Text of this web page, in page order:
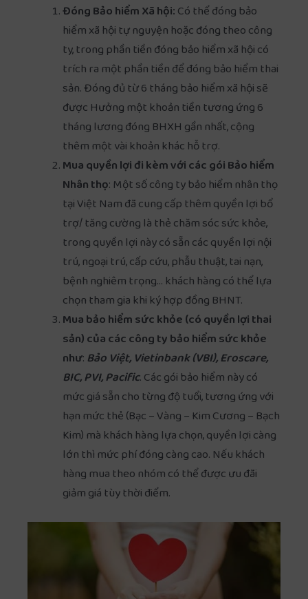
Đóng Bảo hiểm Xã hội:Có thể đóng bảo
hiểm xã hội tự nguyện hoặc đóng theo công
ty, trong phần tiền đóng bảo hiểm xã hội có
trích ra một phần tiền để đóng bảo hiểm thai
sản. Đóng đủ từ 6 tháng bảo hiểm xã hội sẽ
được Hưởng một khoản tiền tương ứng 6
tháng lương đóng BHXH gần nhất, cộng
thêm một vài khoản khác hỗ trợ.
Mua quyền lợi đi kèm với các gói Bảo hiểm
Nhân thọ: Một số công ty bảo hiểm nhân thọ
tại Việt Nam đã cung cấp thêm quyền lợi bổ
trợ/ tăng cường là thẻ chăm sóc sức khỏe,
trong quyền lợi này có sẵn các quyền lợi nội
trú, ngoại trú, cấp cứu, phẫu thuật, tai nạn,
bệnh nghiêm trọng… khách hàng có thể lựa
chọn tham gia khi ký hợp đồng BHNT.
Mua bảo hiểm sức khỏe (có quyền lợi thai
sản) của các công ty bảo hiểm sức khỏe
như:Bảo Việt, Vietinbank (VBI), Eroscare,
BIC, PVI, Pacific. Các gói bảo hiểm này có
mức giá sẵn cho từng độ tuổi, tương ứng với
hạn mức thẻ (Bạc – Vàng – Kim Cương – Bạch
Kim) mà khách hàng lựa chọn, quyền lợi càng
lớn thì mức phí đóng càng cao. Nếu khách
hàng mua theo nhóm có thể được ưu đãi
giảm giá tùy thời điểm.